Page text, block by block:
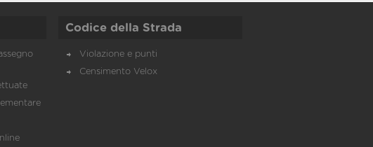
Codice della Strada
Violazione e punti
Censimento Velox